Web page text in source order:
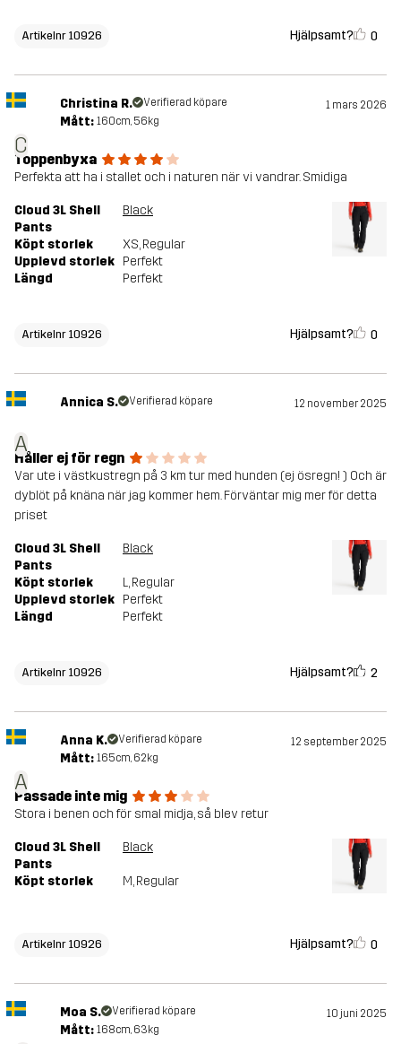
Artikelnr 10926 Hjälpsamt? 0
C
Christina R. Verifierad köpare 1 mars 2026
Mått: 160cm, 56kg
Toppenbyxa
Perfekta att ha i stallet och i naturen när vi vandrar. Smidiga
Cloud 3L Shell
Pants
Black
Köpt storlek XS, Regular
Upplevd storlek Perfekt
Längd
Perfekt
Artikelnr 10926 Hjälpsamt? 0
A
Annica S. Verifierad köpare 12 november 2025
Håller ej för regn
Var ute i västkustregn på 3 km tur med hunden (ej ösregn! ) Och är
dyblöt på knäna när jag kommer hem. Förväntar mig mer för detta
priset
Cloud 3L Shell
Pants
Black
Köpt storlek L, Regular
Upplevd storlek Perfekt
Längd
Perfekt
Artikelnr 10926 Hjälpsamt? 2
A
Anna K. Verifierad köpare 12 september 2025
Mått: 165cm, 62kg
Passade inte mig
Stora i benen och för smal midja, så blev retur
Cloud 3L Shell
Pants
Black
Köpt storlek M, Regular
Artikelnr 10926 Hjälpsamt? 0
Moa S. Verifierad köpare 10 juni 2025
Mått: 168cm, 63kg